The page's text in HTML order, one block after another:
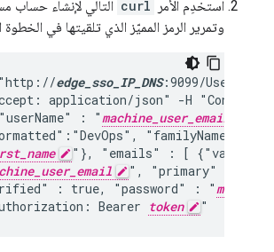
استخدِم الأمر
curl التالي لإنشاء حساب
وتمرير الرمز المميّز الذي تلقيتها في الخطوة
edge_sso_IP_DNS:9099/Users" -i
application/json" -H "Content-
: "
machine_user_email
"familyName" : "
"}, "emails" : [ {"value" :
", "primary" :
: true, "password" : "
Bearer
token "